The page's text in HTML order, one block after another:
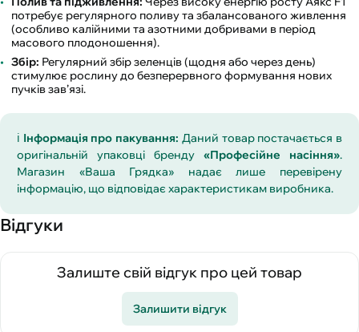
потребує регулярного поливу та збалансованого живлення
(особливо калійними та азотними добривами в період
масового плодоношення).
Збір: Регулярний збір зеленців (щодня або через день)
стимулює рослину до безперервного формування нових
пучків зав’язі.
ℹ️ Інформація про пакування: Даний товар постачається в
оригінальній упаковці бренду «Професійне насіння».
Магазин «Ваша Грядка» надає лише перевірену
інформацію, що відповідає характеристикам виробника.
Відгуки
Залиште свій відгук про цей товар
Залишити відгук